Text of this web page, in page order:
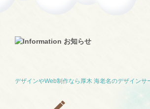
デザインやWeb制作なら厚木 海老名のデザインサ